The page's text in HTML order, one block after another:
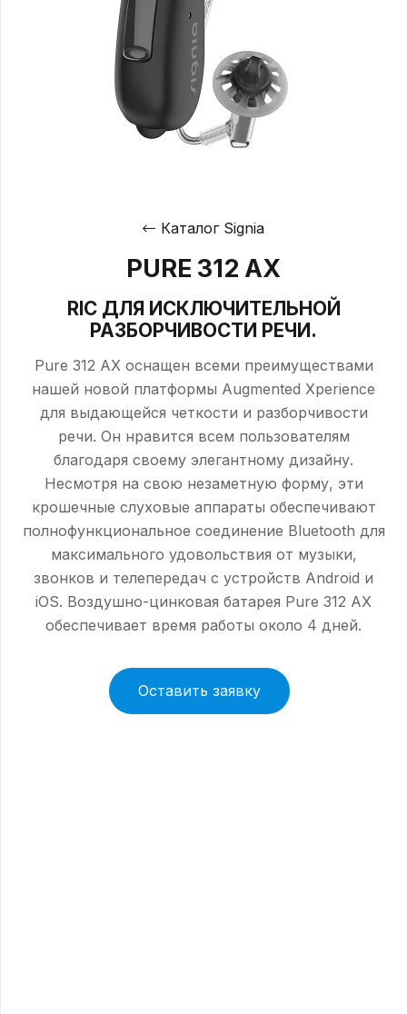
Каталог Signia
PURE 312 AX
RIC ДЛЯ ИСКЛЮЧИТЕЛЬНОЙ
РАЗБОРЧИВОСТИ РЕЧИ.
Pure 312 AX оснащен всеми преимуществами
нашей новой платформы Augmented Xperience
для выдающейся четкости и разборчивости
речи. Он нравится всем пользователям
благодаря своему элегантному дизайну.
Несмотря на свою незаметную форму, эти
крошечные слуховые аппараты обеспечивают
полнофункциональное соединение Bluetooth для
максимального удовольствия от музыки,
звонков и телепередач с устройств Android и
iOS. Воздушно-цинковая батарея Pure 312 AX
обеспечивает время работы около 4 дней.
Оставить заявку